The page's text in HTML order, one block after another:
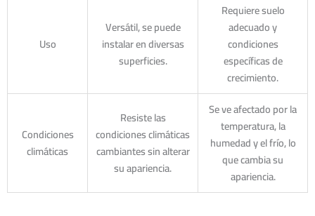
Uso
Versátil, se puede
instalar en diversas
superficies.
Requiere suelo
adecuado y
condiciones
específicas de
crecimiento.
Condiciones
climáticas
Resiste las
condiciones climáticas
cambiantes sin alterar
su apariencia.
Se ve afectado por la
temperatura, la
humedad y el frío, lo
que cambia su
apariencia.